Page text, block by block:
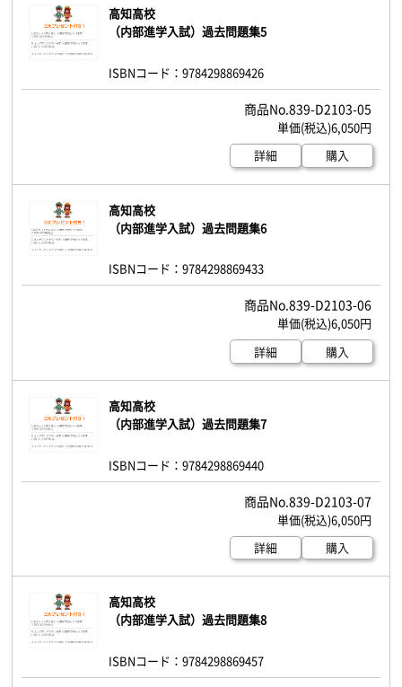
高知高校
（内部進学入試）過去問題集5
ISBNコード：9784298869426
839-D2103-05
6,050円
詳細
購入
高知高校
（内部進学入試）過去問題集6
ISBNコード：9784298869433
839-D2103-06
6,050円
詳細
購入
高知高校
（内部進学入試）過去問題集7
ISBNコード：9784298869440
839-D2103-07
6,050円
詳細
購入
高知高校
（内部進学入試）過去問題集8
ISBNコード：9784298869457